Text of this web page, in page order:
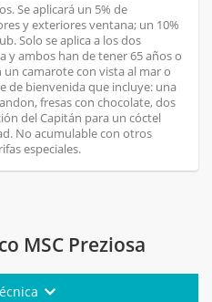
Se aplicará un 5% de
y exteriores ventana; un 10%
Solo se aplica a los dos
y ambos han de tener 65 años o
un camarote con vista al mar o
de bienvenida que incluye: una
fresas con chocolate, dos
del Capitán para un cóctel
No acumulable con otros
especiales.
MSC Preziosa